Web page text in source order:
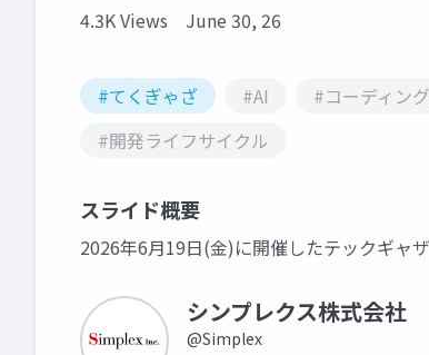
4.3K Views June 30, 26
#てくぎゃざ #AI #コーディン
#開発ライフサイクル
スライド概要
2026年6月19日(金)に開催したテックギャ
シンプレクス株式会社
@Simplex